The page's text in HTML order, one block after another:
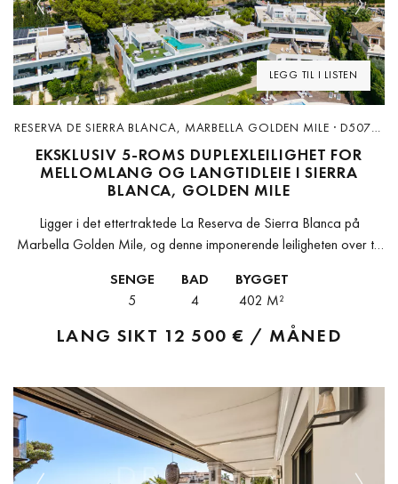
LEGG TIL I LISTEN
Previous Next
RESERVA DE SIERRA BLANCA, MARBELLA GOLDEN MILE · D5070-
R
EKSKLUSIV 5-ROMS DUPLEXLEILIGHET FOR
MELLOMLANG OG LANGTIDLEIE I SIERRA
BLANCA, GOLDEN MILE
Ligger i det ettertraktede La Reserva de Sierra Blanca på
Marbella Golden Mile, og denne imponerende leiligheten over to
SENGE
5
BAD
4
BYGGET
402 M²
LANG SIKT 12 500 € / MÅNED